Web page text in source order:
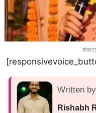
Written by
Rishabh